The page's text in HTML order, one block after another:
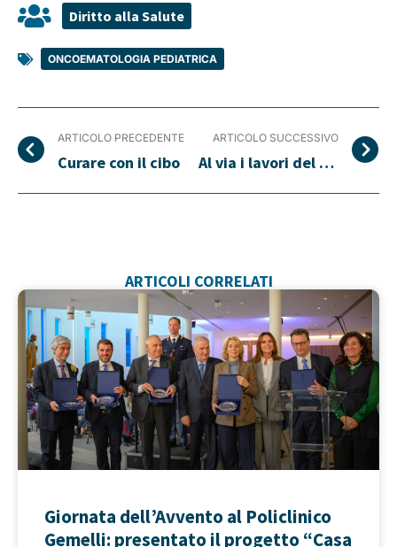
Diritto alla Salute
ONCOEMATOLOGIA PEDIATRICA
ARTICOLO PRECEDENTE
Curare con il cibo
ARTICOLO SUCCESSIVO
Al via i lavori del Villaggio Accoglienza di Bari
ARTICOLI CORRELATI
Giornata dell’Avvento al Policlinico
Gemelli: presentato il progetto “Casa